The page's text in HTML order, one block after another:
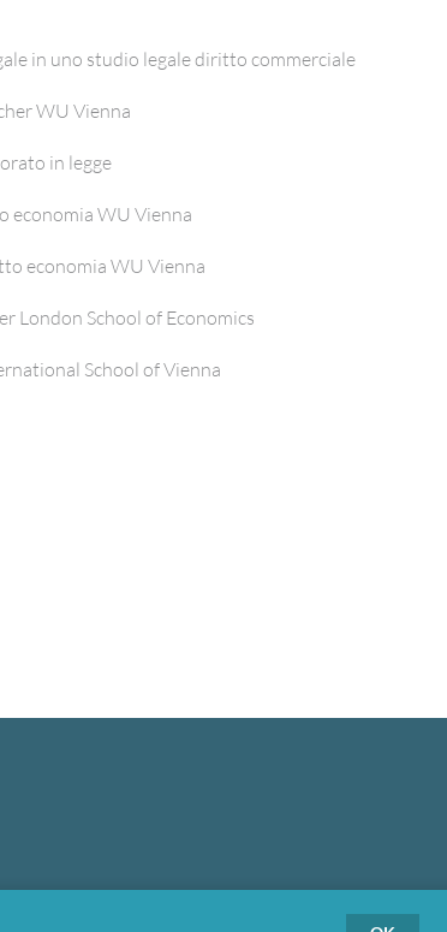
in uno studio legale diritto commerciale
WU Vienna
in legge
WU Vienna
economia WU Vienna
London School of Economics
School of Vienna